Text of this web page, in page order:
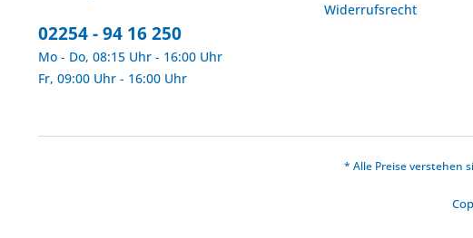
02254 - 94 16 250
Mo - Do, 08:15 Uhr - 16:00 Uhr
Fr, 09:00 Uhr - 16:00 Uhr
Widerrufsrecht
* Alle Preise verstehen